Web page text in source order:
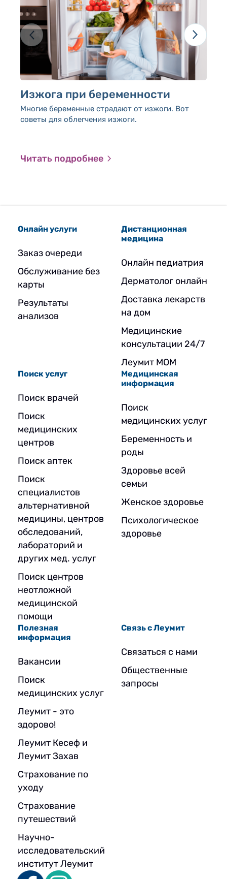
Изжога при беременности
Многие беременные страдают от изжоги. Вот
советы для облегчения изжоги.
Читать подробнее
Онлайн услуги
Заказ очереди
Обслуживание без
карты
Результаты
анализов
Дистанционная
медицина
Онлайн педиатрия
Дерматолог онлайн
Доставка лекарств
на дом
Медицинские
консультации 24/7
Леумит МОМ
Поиск услуг
Поиск врачей
Поиск
медицинских
центров
Поиск аптек
Поиск
специалистов
альтернативной
медицины, центров
обследований,
лабораторий и
других мед. услуг
Поиск центров
неотложной
медицинской
помощи
Медицинская
информация
Поиск
медицинских услуг
Беременность и
роды
Здоровье всей
семьи
Женское здоровье
Психологическое
здоровье
Полезная
информация
Вакансии
Поиск
медицинских услуг
Леумит - это
здорово!
Леумит Кесеф и
Леумит Захав
Страхование по
уходу
Страхование
путешествий
Научно-
исследовательский
институт Леумит
Связь с Леумит
Связаться с нами
Общественные
запросы